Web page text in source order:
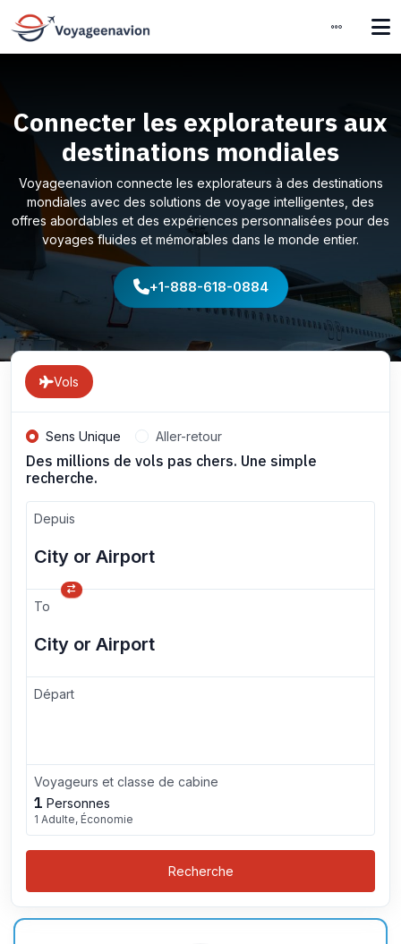
Connecter les explorateurs aux
destinations mondiales
Voyageenavion connecte les explorateurs à des destinations
mondiales avec des solutions de voyage intelligentes, des
offres abordables et des expériences personnalisées pour des
voyages fluides et mémorables dans le monde entier.
+1-888-618-0884
Vols
Sens Unique Aller-retour
Des millions de vols pas chers. Une simple
recherche.
Depuis
To
Départ
Voyageurs et classe de cabine
1 Personnes
1 Adulte, Économie
Recherche